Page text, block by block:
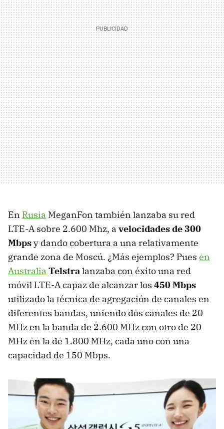
En Rusia MeganFon también lanzaba su red
LTE-A sobre 2.600 Mhz, a velocidades de 300
Mbpsy dando cobertura a una relativamente
grande zona de Moscú. ¿Más ejemplos? Pues en
Australia Telstralanzaba con éxito una red
móvil LTE-A capaz de alcanzar los 450 Mbps
utilizado la técnica de agregación de canales en
diferentes bandas, uniendo dos canales de 20
MHz en la banda de 2.600 MHz con otro de 20
MHz en la de 1.800 MHz, cada uno con una
capacidad de 150 Mbps.